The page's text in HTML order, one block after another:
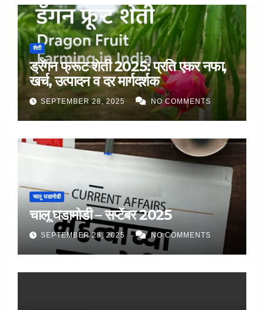
शेती
ड्रॅगन फ्रूट शेती 2025: प्रति एकर नफा,
खर्च, उत्पादन व दर मार्गदर्शक
SEPTEMBER 28, 2025 NO COMMENTS
चालू घडामोडी
चालू घडामोडी – सप्टेंबर 2025
SEPTEMBER 28, 2025 NO COMMENTS